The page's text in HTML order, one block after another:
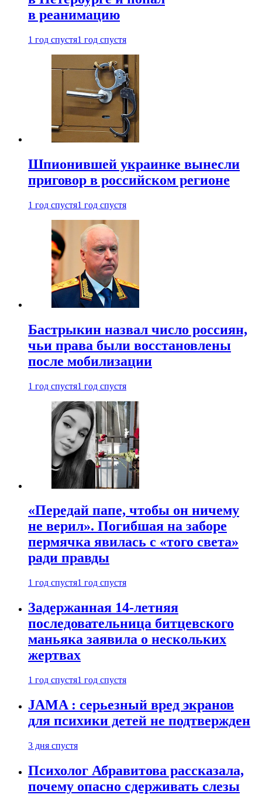
в реанимацию
1 год спустя1 год спустя
Шпионившей украинке вынесли
приговор в российском регионе
1 год спустя1 год спустя
Бастрыкин назвал число россиян,
чьи права были восстановлены
после мобилизации
1 год спустя1 год спустя
«Передай папе, чтобы он ничему
не верил». Погибшая на заборе
пермячка явилась с «того света»
ради правды
1 год спустя1 год спустя
Задержанная 14-летняя
последовательница битцевского
маньяка заявила о нескольких
жертвах
1 год спустя1 год спустя
JAMA : серьезный вред экранов
для психики детей не подтвержден
3 дня спустя
Психолог Абравитова рассказала,
почему опасно сдерживать слезы